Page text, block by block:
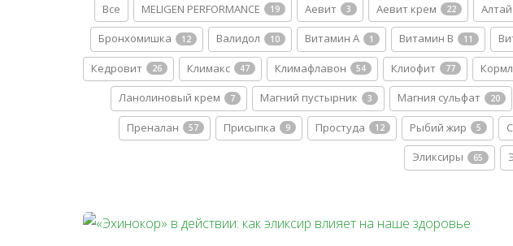
Все MELIGEN PERFORMANCE 19 Аевит 3 Аевит крем 22
Бронхомишка 12 Валидол 10 Витамин A 1 Витамин B 11
Кедровит 26 Климакс 47 Климафлавон 54 Клиофит 77
Ланолиновый крем 7 Магний пустырник 3 Магния сульфат 20
Преналан 57 Присыпка 9 Простуда 12 Рыбий жир 5
Эликсиры 65